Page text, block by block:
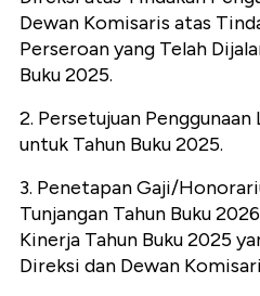
Dewan Komisaris atas
Perseroan yang Telah
Buku 2025.
2. Persetujuan
untuk Tahun Buku 2025.
3. Penetapan Gaji/
Tunjangan Tahun Buku
Kinerja Tahun Buku 2025
Direksi dan Dewan